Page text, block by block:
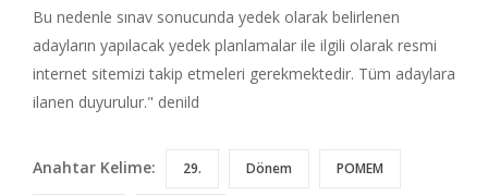
Bu nedenle sınav sonucunda yedek olarak belirlenen
adayların yapılacak yedek planlamalar ile ilgili olarak resmi
internet sitemizi takip etmeleri gerekmektedir. Tüm adaylara
ilanen duyurulur." denild
Anahtar Kelime: 29. Dönem POMEM